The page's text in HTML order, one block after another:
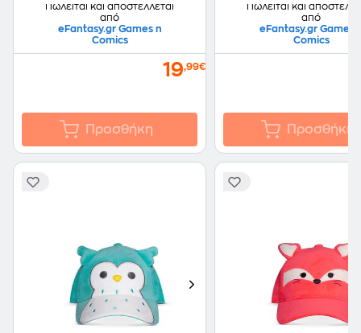
Πωλείται και αποστέλλεται
από
eFantasy.gr Games n
Comics
19,99€
Προσθήκη
Πωλείται και
από
eFantasy.gr Games
Comics
Προσθήκη